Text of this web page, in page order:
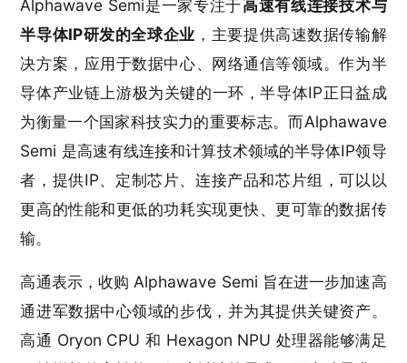
Alphawave Semi是一家专注于‌高速有线连接技术与
半导体IP研发的全球企业 ‌，主要提供高速数据传输解
决方案，应用于数据中心、网络通信等领域。作为半
导体产业链上游极为关键的一环，半导体IP正日益成
为衡量一个国家科技实力的重要标志。而Alphawave
Semi 是高速有线连接和计算技术领域的半导体IP领导
者，提供IP、定制芯片、连接产品和芯片组，可以以
更高的性能和更低的功耗实现更快、更可靠的数据传
输。
高通表示，收购 Alphawave Semi 旨在进一步加速高
通进军数据中心领域的步伐，并为其提供关键资产。
高通 Oryon CPU 和 Hexagon NPU 处理器能够满足